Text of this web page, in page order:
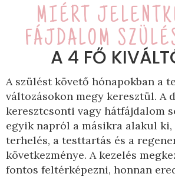
MIÉRT
FÁJDALOM
A 4 FŐ
A szülést követő hónapokban a
változásokon megy keresztül. A
keresztcsonti vagy hátfájdalom
egyik napról a másikra alakul ki,
terhelés, a testtartás és a
következménye. A kezelés
fontos feltérképezni, honnan